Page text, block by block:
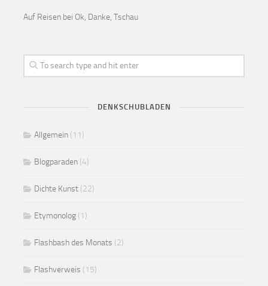
Auf Reisen bei Ok, Danke, Tschau
DENKSCHUBLADEN
Allgemein (11)
Blogparaden (4)
Dichte Kunst (22)
Etymonolog (1)
Flashbash des Monats (2)
Flashverweis (15)